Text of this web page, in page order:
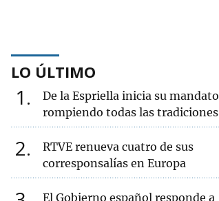
LO ÚLTIMO
1
De la Espriella inicia su mandato
rompiendo todas las tradiciones
2
RTVE renueva cuatro de sus
corresponsalías en Europa
El Gobierno español responde a